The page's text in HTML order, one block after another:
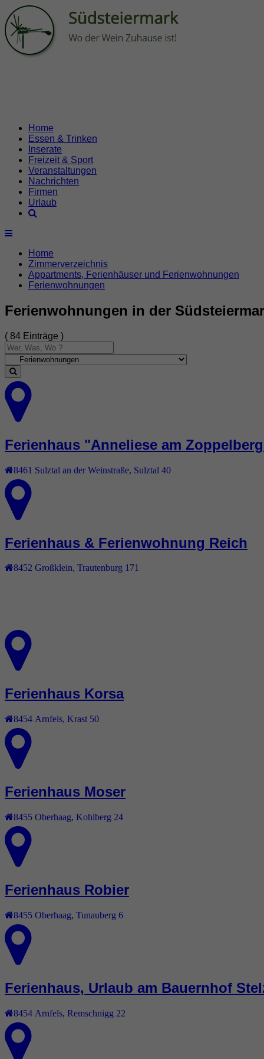
Home
Essen & Trinken
Inserate
Freizeit & Sport
Veranstaltungen
Nachrichten
Firmen
Urlaub
Home
Zimmerverzeichnis
Appartments, Ferienhäuser und Ferienwohnungen
Ferienwohnungen
Ferienwohnungen in der
( 84 Einträge )
Ferienhaus "Anneliese am
8461 Sulztal an der Weinstraße Sulztal 40
Ferienhaus & Ferienwohnung Reich
8452 Großklein, Trautenburg 171
Ferienhaus Korsa
8454 Arnfels, Krast 50
Ferienhaus Moser
8455 Oberhaag Kohlberg 24
Ferienhaus Robier
8455 Oberhaag Tunauberg 6
Ferienhaus, Urlaub am Bauernhof
8454 Arnfels Remschnigg 22